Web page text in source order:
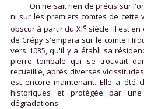
On ne sait rien de précis sur
ni sur les premiers comtes de cette
obscur à partir du XIe siècle. Il est
de Crépy s'empara sur le comte
vers 1035, qu'il y a établi sa
pierre tombale qui se trouvait
recueillie, après diverses
est encore maintenant. Elle a été
historiques et protégée par
dégradations.